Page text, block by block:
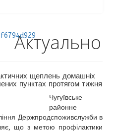
Актуально
щеплень домашніх
пунктах протягом тижня
Чугуївське
районне
Держпродспоживслужби в
що з метою профілактики